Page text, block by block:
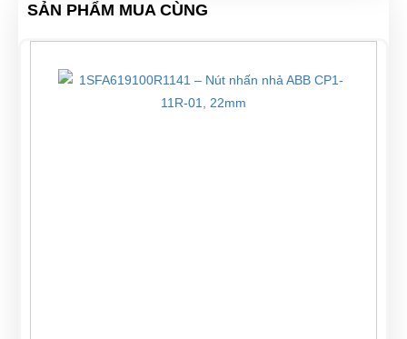
SẢN PHẨM MUA CÙNG